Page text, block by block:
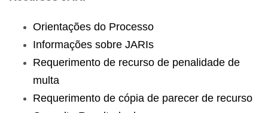
Orientações do Processo
Informações sobre JARIs
Requerimento de recurso de penalidade de
multa
Requerimento de cópia de parecer de recurso